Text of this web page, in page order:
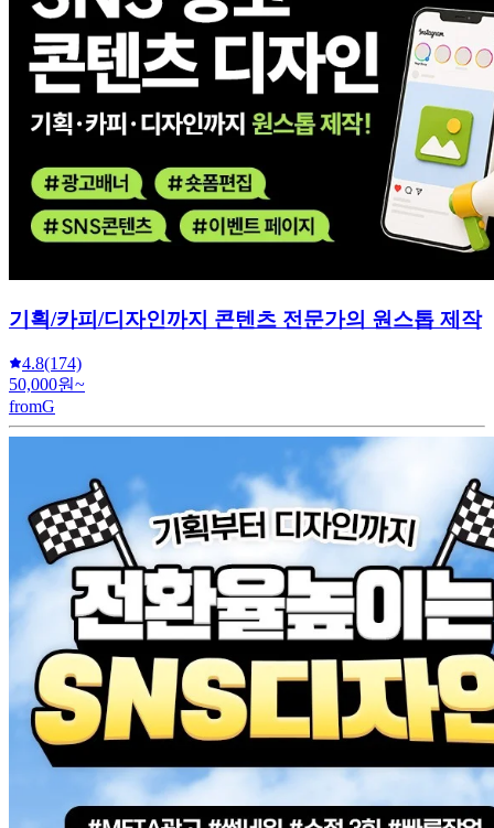
기획/카피/디자인까지 콘텐츠 전문가의 원스톱 제작
4.8(174)
50,000원~
fromG